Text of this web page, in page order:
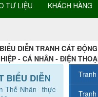
TƯ LIỆU KHÁCH HÀNG
DIỄN TRANH CÁT
- CÁ NHÂN - ĐIỆN
BIỂU DIỄN
Thế Nhân thực